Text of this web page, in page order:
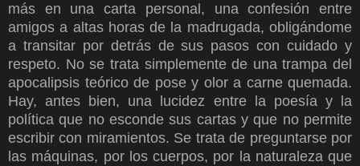
más en una carta personal, una confesión entre
amigos a altas horas de la madrugada, obligándome
a transitar por detrás de sus pasos con cuidado y
respeto. No se trata simplemente de una trampa del
apocalipsis teórico de pose y olor a carne quemada.
Hay, antes bien, una lucidez entre la poesía y la
política que no esconde sus cartas y que no permite
escribir con miramientos. Se trata de preguntarse por
las máquinas, por los cuerpos, por la naturaleza que